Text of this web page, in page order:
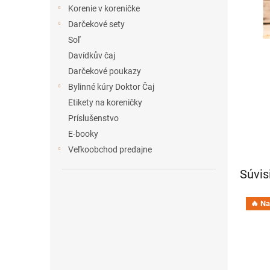
Korenie v koreničke
Darčekové sety
Soľ
Davídkův čaj
Darčekové poukazy
Bylinné kúry Doktor Čaj
Etikety na koreničky
Príslušenstvo
E-booky
Veľkoobchod predajne
🔥